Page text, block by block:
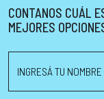
CONTANOS CUÁL
MEJORES
INGRESÁ TU NOMBRE